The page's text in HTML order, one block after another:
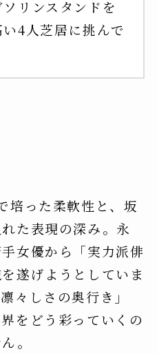
リンスタンドを
4人芝居に挑んで
培った柔軟性と、坂
た表現の深み。永
女優から「実力派俳
遂げようとしていま
々しさの奥行き」
をどう彩っていくの
。